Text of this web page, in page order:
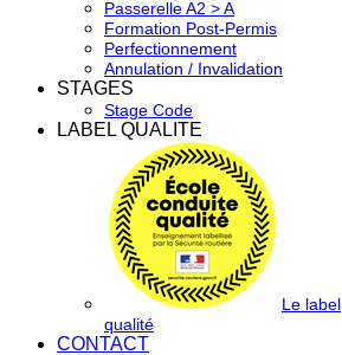
Passerelle A2 > A
Formation Post-Permis
Perfectionnement
Annulation / Invalidation
STAGES
Stage Code
LABEL QUALITE
Le label
qualité
CONTACT